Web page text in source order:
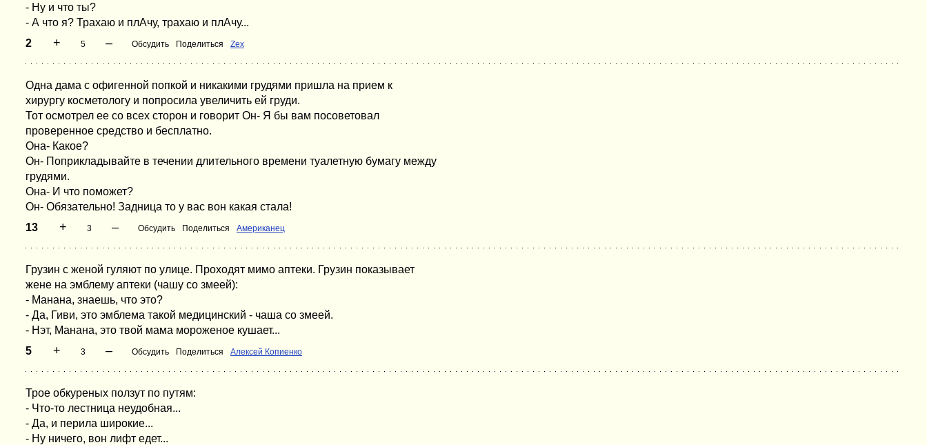
- Ну и что ты?
- А что я? Трахаю и плАчу, трахаю и плАчу...
2
+ 5 – Обсудить Поделиться Zex
Одна дама с офигенной попкой и никакими грудями пришла на прием к
хирургу косметологу и попросила увеличить ей груди.
Тот осмотрел ее со всех сторон и говорит Он- Я бы вам посоветовал
проверенное средство и бесплатно.
Она- Какое?
Он- Поприкладывайте в течении длительного времени туалетную бумагу между
грудями.
Она- И что поможет?
Он- Обязательно! Задница то у вас вон какая стала!
13
+ 3 – Обсудить Поделиться Американец
Грузин с женой гуляют по улице. Проходят мимо аптеки. Грузин показывает
жене на эмблему аптеки (чашу со змеей):
- Манана, знаешь, что это?
- Да, Гиви, это эмблема такой медицинский - чаша со змеей.
- Нэт, Манана, это твой мама мороженое кушает...
5
+ 3 – Обсудить Поделиться Алексей Копиенко
Трое обкуреных ползут по путям:
- Что-то лестница неудобная...
- Да, и перила широкие...
- Ну ничего, вон лифт едет...